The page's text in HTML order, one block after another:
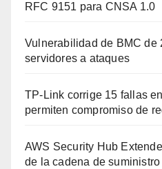
RFC 9151 para CNSA 1.0
Vulnerabilidad de BMC de
servidores a ataques
TP-Link corrige 15 fallas
permiten compromiso de
AWS Security Hub
de la cadena de